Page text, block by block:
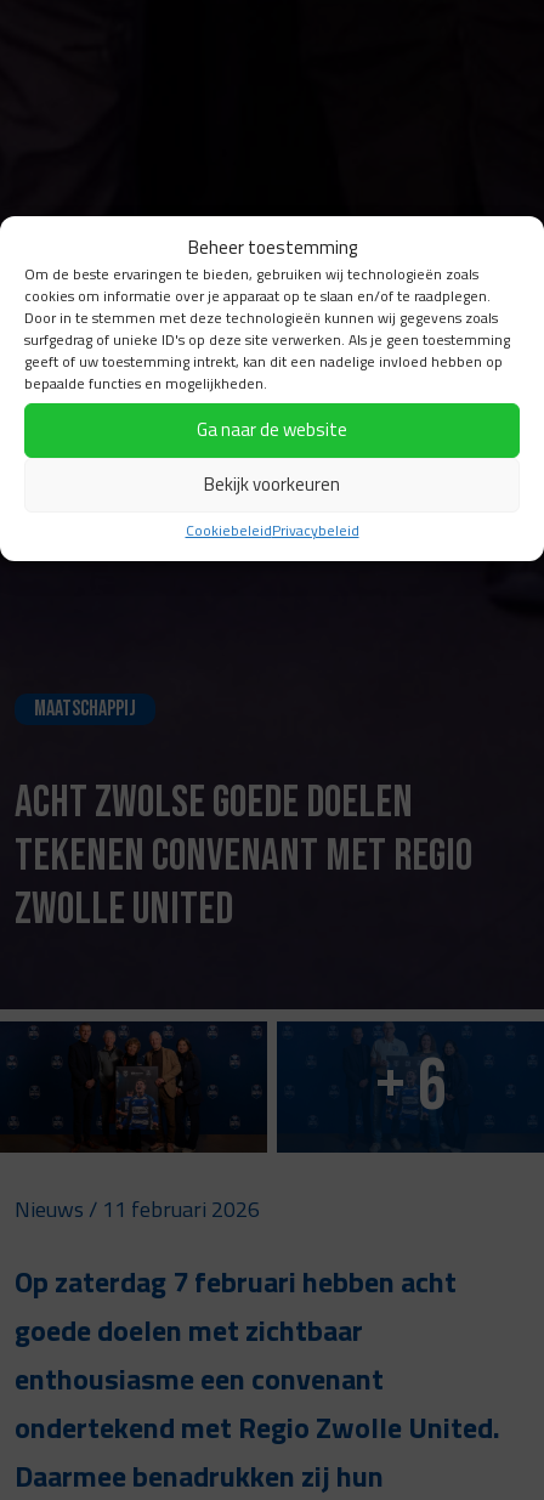
Beheer toestemming
Om de beste ervaringen te bieden, gebruiken wij technologieën zoals
cookies om informatie over je apparaat op te slaan en/of te raadplegen.
Door in te stemmen met deze technologieën kunnen wij gegevens zoals
surfgedrag of unieke ID's op deze site verwerken. Als je geen toestemming
geeft of uw toestemming intrekt, kan dit een nadelige invloed hebben op
bepaalde functies en mogelijkheden.
Ga naar de website
Bekijk voorkeuren
CookiebeleidPrivacybeleid
Maatschappij
Acht Zwolse goede doelen
tekenen convenant met Regio
Zwolle United
+ 6
Nieuws / 11 februari 2026
Op zaterdag 7 februari hebben acht
goede doelen met zichtbaar
enthousiasme een convenant
ondertekend met Regio Zwolle United.
Daarmee benadrukken zij hun